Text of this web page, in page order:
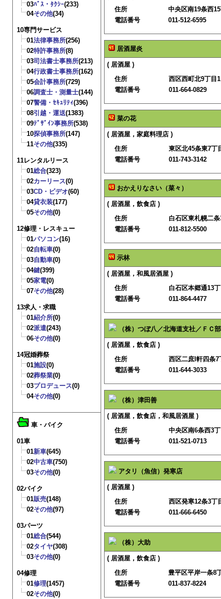
03ﾊﾞｽ・ﾀｸｼｰ(233)
04その他(34)
10専門サービス
01法律事務所(256)
02特許事務所(8)
03司法書士事務所(213)
04行政書士事務所(162)
05会計事務所(729)
06調査士・測量士(144)
07警備・ｾｷｭﾘﾃｨ(396)
08引越・運送(1383)
09ﾃﾞｻﾞｲﾝ事務所(538)
10探偵事務所(147)
11その他(335)
11レンタルリース
01総合(323)
02カーリース(0)
03CD・ビデオ(60)
04貸衣装(177)
05その他(0)
12修理・レスキュー
01パソコン(16)
02自転車(0)
03自動車(0)
04鍵(399)
05家電(0)
07その他(28)
13求人・求職
01紹介所(0)
02派遣(243)
06その他(0)
14冠婚葬祭
01施設(0)
02葬祭業(0)
03プロデュース(0)
04その他(0)
車・バイク
01車
01新車(645)
02中古車(750)
03その他(0)
02バイク
01販売(148)
02その他(97)
03パーツ
01総合(544)
02タイヤ(308)
03その他(0)
04修理
01修理(1457)
02その他(0)
住所
中央区南19条西
電話番号
011-512-6595
居酒屋炎
( 居酒屋 )
住所
西区西町北9丁目
電話番号
011-664-0829
菜の花
( 居酒屋，家庭料理店 )
住所
東区北45条東7丁
電話番号
011-743-3142
おかえりなさい（菜々）
( 居酒屋，飲食店 )
住所
白石区東札幌二
電話番号
011-812-5500
示林
( 居酒屋，和風居酒屋 )
住所
白石区本郷通13
電話番号
011-864-4477
（株）つぼ八／北海道支社／ＦＣ部
( 居酒屋，飲食店 )
住所
西区二庶l軒四条
電話番号
011-644-3033
（株）津田善
( 居酒屋，飲食店，和風居酒屋 )
住所
中央区南6条西3
電話番号
011-521-0713
アタリ（魚信）発寒店
( 居酒屋 )
住所
西区発寒12条3丁
電話番号
011-666-6450
（株）大助
( 居酒屋，飲食店 )
住所
豊平区平岸一条8
電話番号
011-837-8224